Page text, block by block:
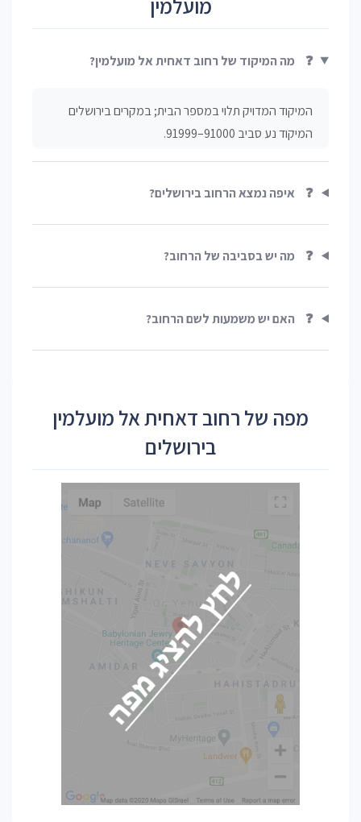
❓ מה המיקוד של רחוב דאחית אל מועלמין?
המיקוד המדויק תלוי במספר הבית; במקרים בירושלים
המיקוד נע סביב 91000–91999.
❓ איפה נמצא הרחוב בירושלים?
❓ מה יש בסביבה של הרחוב?
❓ האם יש משמעות לשם הרחוב?
מפה של רחוב דאחית אל מועלמין
בירושלים